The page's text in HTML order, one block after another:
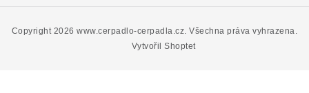
Vytvořil Shoptet
Copyright 2026www.cerpadlo-cerpadla.cz. Všechna práva vyhrazena.